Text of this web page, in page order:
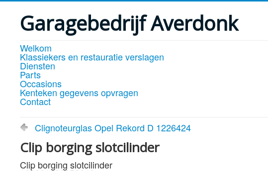
Garagebedrijf Averdonk
Welkom
Klassiekers en restauratie verslagen
Diensten
Parts
Occasions
Kenteken gegevens opvragen
Contact
Clignoteurglas Opel Rekord D 1226424
Clip borging slotcilinder
Clip borging slotcilinder